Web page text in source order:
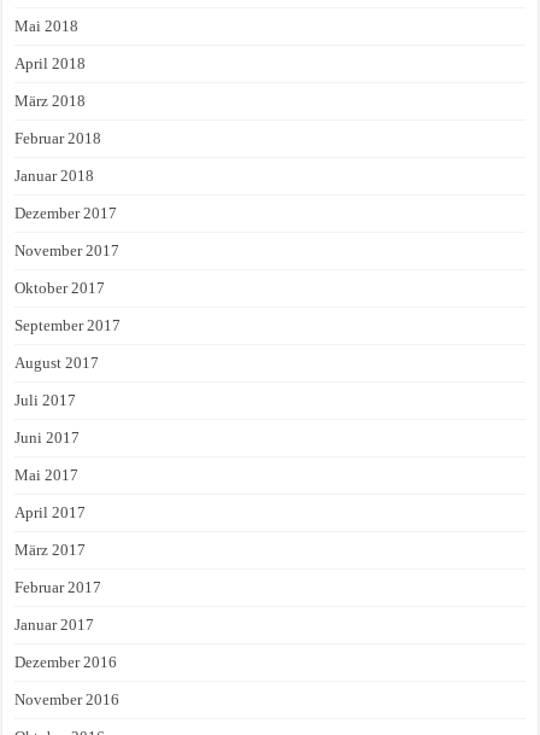
Mai 2018
April 2018
März 2018
Februar 2018
Januar 2018
Dezember 2017
November 2017
Oktober 2017
September 2017
August 2017
Juli 2017
Juni 2017
Mai 2017
April 2017
März 2017
Februar 2017
Januar 2017
Dezember 2016
November 2016